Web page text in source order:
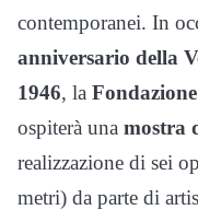
contemporanei. In
anniversario della
1946, la
ospiterà una mostra
realizzazione di sei
metri) da parte di